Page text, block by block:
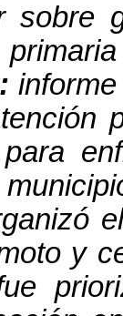
sobre
y